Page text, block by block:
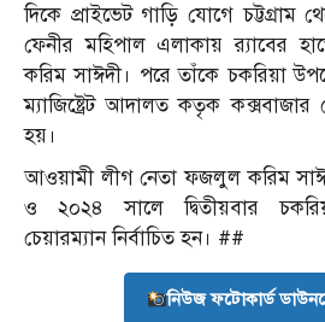
দিকে প্রাইভেট গাড়ি যোগে চট্টগ্রাম
ফেনীর মহিপাল এলাকায় র‌্যাবের
করিম সাঈদী। পরে তাঁকে চকরিয়া
ম্যাজিষ্ট্রেট আদালত কতৃক কক্সবাজার
হয়।
আওয়ামী লীগ নেতা ফজলুল করিম
ও ২০২৪ সালে দ্বিতীয়বার
চেয়ারম্যান নির্বাচিত হন। ##
নিউজ ফটোকার্ড